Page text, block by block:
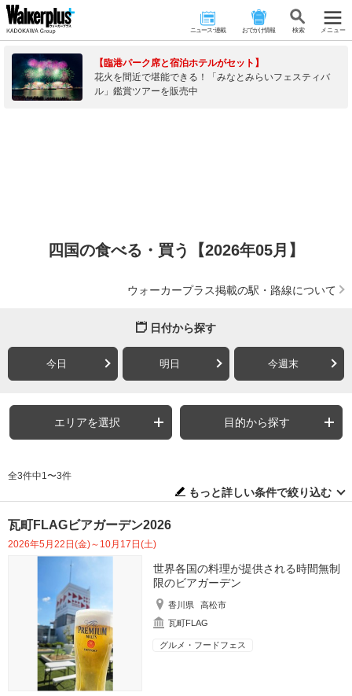
ニュース･連載 おでかけ情報 検 索 メニュー
【臨港パーク席と宿泊ホテルがセット】
花火を間近で堪能できる！「みなとみらいフェスティバ
ル」鑑賞ツアーを販売中
四国の食べる・買う【2026年05月】
ウォーカープラス掲載の駅・路線について
日付から探す
今日 明日 今週末
エリアを選択 目的から探す
全3件中1〜3件
もっと詳しい条件で絞り込む
瓦町FLAGビアガーデン2026
2026年5月22日(金)～10月17日(土)
世界各国の料理が提供される時間無制
限のビアガーデン
香川県
高松市
瓦町FLAG
グルメ・フードフェス